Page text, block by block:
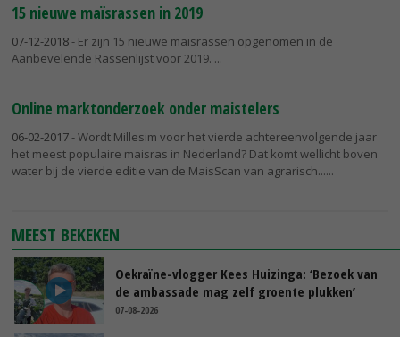
15 nieuwe maïsrassen in 2019
07-12-2018- Er zijn 15 nieuwe maïsrassen opgenomen in de
Aanbevelende Rassenlijst voor 2019.
Online marktonderzoek onder maistelers
06-02-2017- Wordt Millesim voor het vierde achtereenvolgende jaar
het meest populaire maisras in Nederland? Dat komt wellicht boven
water bij de vierde editie van de MaisScan van agrarisch...
MEEST BEKEKEN
Oekraïne-vlogger Kees Huizinga: ‘Bezoek van
de ambassade mag zelf groente plukken’
07-08-2026